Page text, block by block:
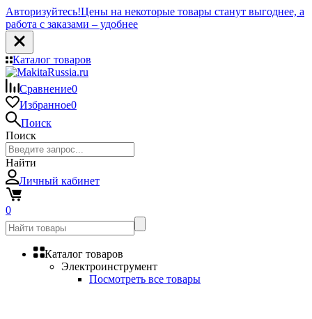
Авторизуйтесь!Цены на некоторые товары станут выгоднее, а
работа с заказами – удобнее
Каталог товаров
Сравнение0
Избранное0
Поиск
Поиск
Найти
Личный кабинет
0
Каталог товаров
Электроинструмент
Посмотреть все товары